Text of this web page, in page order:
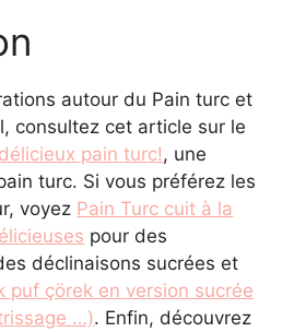
autour du Pain turc et
consultez cet article sur le
pain turc!, une
turc. Si vous préférez les
voyez Pain Turc cuit à la
pour des
déclinaisons sucrées et
puf çörek en version sucrée
…). Enfin, découvrez